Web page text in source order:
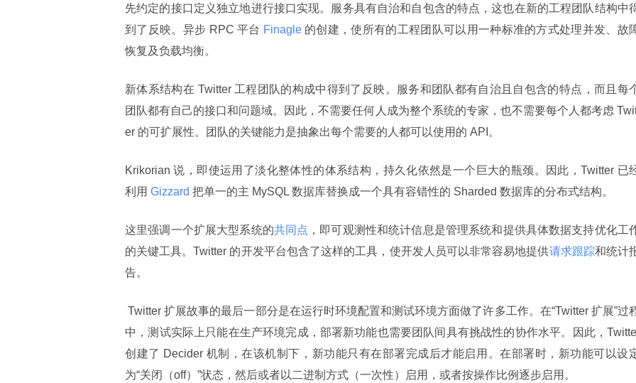
先约定的接口定义独立地进行接口实现。服务具有自治和自包含的特点，这也在新的工程团队结构中
到了反映。异步 RPC 平台 Finagle 的创建，使所有的工程团队可以用一种标准的方式处理并发、故
恢复及负载均衡。
新体系结构在 Twitter 工程团队的构成中得到了反映。服务和团队都有自治且自包含的特点，而且每
团队都有自己的接口和问题域。因此，不需要任何人成为整个系统的专家，也不需要每个人都考虑
er 的可扩展性。团队的关键能力是抽象出每个需要的人都可以使用的 API。
Krikorian 说，即使运用了淡化整体性的体系结构，持久化依然是一个巨大的瓶颈。因此，Twitter 已
利用 Gizzard 把单一的主 MySQL 数据库替换成一个具有容错性的 Sharded 数据库的分布式结构。
这里强调一个扩展大型系统的共同点 ，即可观测性和统计信息是管理系统和提供具体数据支持优化工
的关键工具。Twitter 的开发平台包含了这样的工具，使开发人员可以非常容易地提供请求跟踪和统计
告。
Twitter 扩展故事的最后一部分是在运行时环境配置和测试环境方面做了许多工作。在“Twitter 扩展”过程
中，测试实际上只能在生产环境完成，部署新功能也需要团队间具有挑战性的协作水平。因此，
创建了 Decider 机制，在该机制下，新功能只有在部署完成后才能启用。在部署时，新功能可以设
为“关闭（off）”状态，然后或者以二进制方式（一次性）启用，或者按操作比例逐步启用。